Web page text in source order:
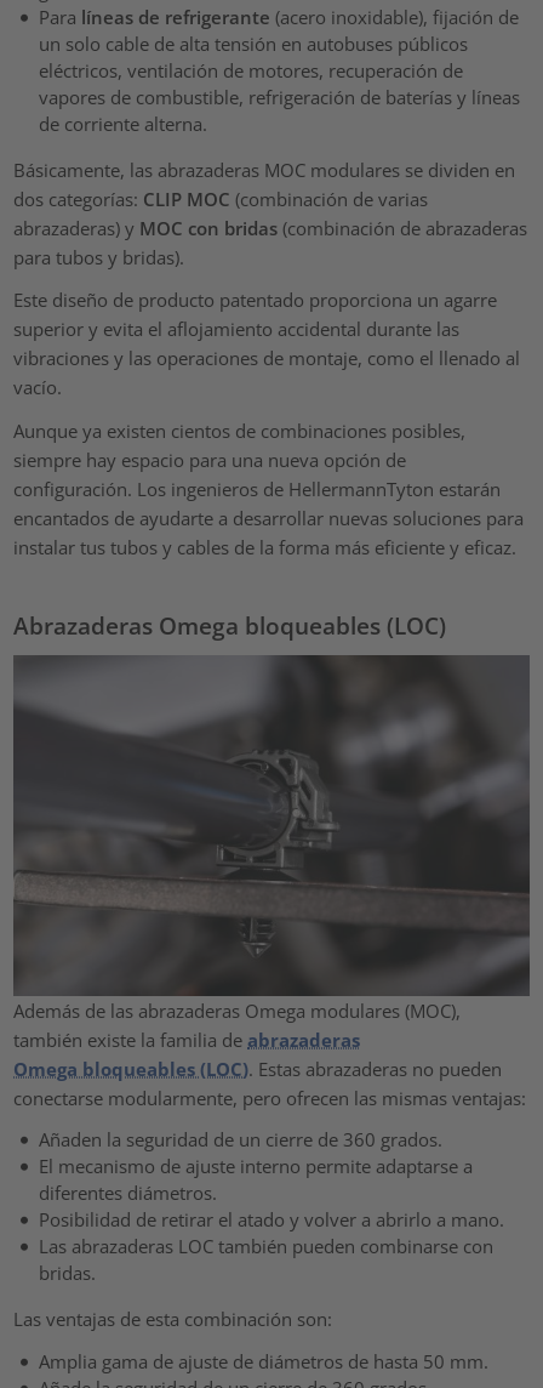
Para líneas de refrigerante (acero inoxidable), fijación de
un solo cable de alta tensión en autobuses públicos
eléctricos, ventilación de motores, recuperación de
vapores de combustible, refrigeración de baterías y líneas
de corriente alterna.
Básicamente, las abrazaderas MOC modulares se dividen en
dos categorías: CLIP MOC (combinación de varias
abrazaderas) y MOC con bridas (combinación de abrazaderas
para tubos y bridas).
Este diseño de producto patentado proporciona un agarre
superior y evita el aflojamiento accidental durante las
vibraciones y las operaciones de montaje, como el llenado al
vacío.
Aunque ya existen cientos de combinaciones posibles,
siempre hay espacio para una nueva opción de
configuración. Los ingenieros de HellermannTyton estarán
encantados de ayudarte a desarrollar nuevas soluciones para
instalar tus tubos y cables de la forma más eficiente y eficaz.
Abrazaderas Omega bloqueables (LOC)
Además de las abrazaderas Omega modulares (MOC),
también existe la familia de abrazaderas
Omega bloqueables (LOC). Estas abrazaderas no pueden
conectarse modularmente, pero ofrecen las mismas ventajas:
Añaden la seguridad de un cierre de 360 grados.
El mecanismo de ajuste interno permite adaptarse a
diferentes diámetros.
Posibilidad de retirar el atado y volver a abrirlo a mano.
Las abrazaderas LOC también pueden combinarse con
bridas.
Las ventajas de esta combinación son:
Amplia gama de ajuste de diámetros de hasta 50 mm.